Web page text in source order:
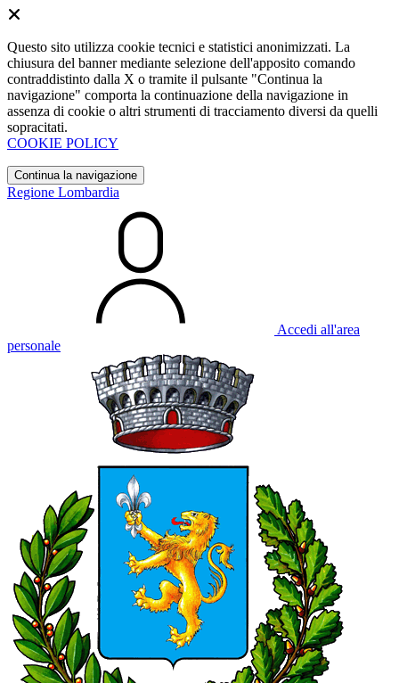
Questo sito utilizza cookie tecnici e statistici anonimizzati. La
chiusura del banner mediante selezione dell'apposito comando
contraddistinto dalla X o tramite il pulsante "Continua la
navigazione" comporta la continuazione della navigazione in
assenza di cookie o altri strumenti di tracciamento diversi da quelli
sopracitati.
COOKIE POLICY
Continua la navigazione
Regione Lombardia
Accedi all'area
personale